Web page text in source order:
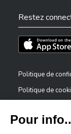
Restez
Téléchargez
Politique de
Politique de
Déclaration